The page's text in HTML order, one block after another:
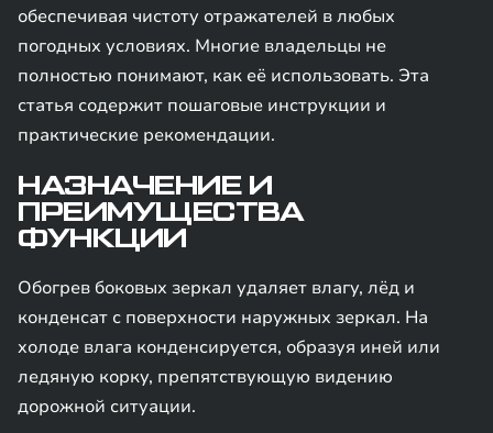
обеспечивая чистоту отражателей в любых
погодных условиях. Многие владельцы не
полностью понимают, как её использовать. Эта
статья содержит пошаговые инструкции и
практические рекомендации.
НАЗНАЧЕНИЕ И
ПРЕИМУЩЕСТВА
ФУНКЦИИ
Обогрев боковых зеркал удаляет влагу, лёд и
конденсат с поверхности наружных зеркал. На
холоде влага конденсируется, образуя иней или
ледяную корку, препятствующую видению
дорожной ситуации.